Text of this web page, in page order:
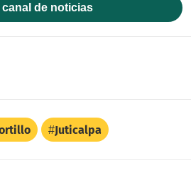
canal de noticias
Juticalpa